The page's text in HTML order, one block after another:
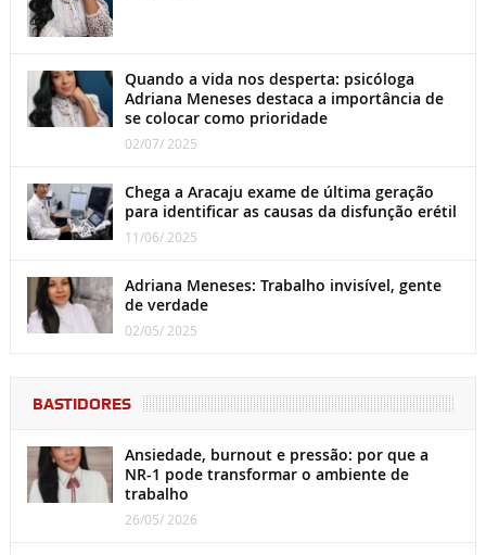
Quando a vida nos desperta: psicóloga
Adriana Meneses destaca a importância de
se colocar como prioridade
02/07/ 2025
Chega a Aracaju exame de última geração
para identificar as causas da disfunção erétil
11/06/ 2025
Adriana Meneses: Trabalho invisível, gente
de verdade
02/05/ 2025
BASTIDORES
Ansiedade, burnout e pressão: por que a
NR-1 pode transformar o ambiente de
trabalho
26/05/ 2026